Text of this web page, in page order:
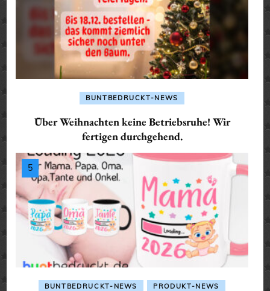
BUNTBEDRUCKT-NEWS
Über Weihnachten keine Betriebsruhe! Wir
fertigen durchgehend.
BUNTBEDRUCKT-NEWS PRODUKT-NEWS